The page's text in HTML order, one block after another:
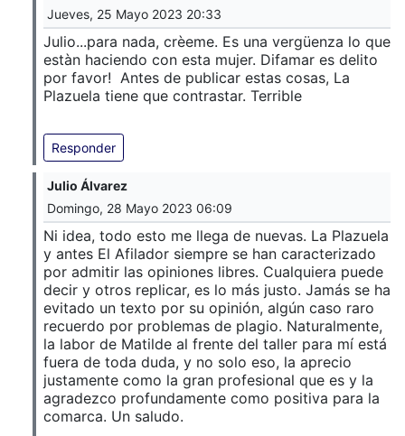
Jueves, 25 Mayo 2023 20:33
Julio...para nada, crèeme. Es una vergüenza lo que
estàn haciendo con esta mujer. Difamar es delito
por favor! Antes de publicar estas cosas, La
Plazuela tiene que contrastar. Terrible
Responder
Julio Álvarez
Domingo, 28 Mayo 2023 06:09
Ni idea, todo esto me llega de nuevas. La Plazuela
y antes El Afilador siempre se han caracterizado
por admitir las opiniones libres. Cualquiera puede
decir y otros replicar, es lo más justo. Jamás se ha
evitado un texto por su opinión, algún caso raro
recuerdo por problemas de plagio. Naturalmente,
la labor de Matilde al frente del taller para mí está
fuera de toda duda, y no solo eso, la aprecio
justamente como la gran profesional que es y la
agradezco profundamente como positiva para la
comarca. Un saludo.